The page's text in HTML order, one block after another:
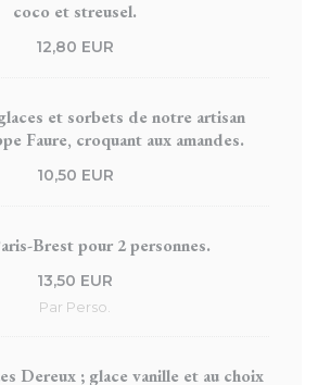
coco et streusel.
12,80 EUR
et sorbets de notre artisan
Faure, croquant aux amandes.
10,50 EUR
Brest pour 2 personnes.
13,50 EUR
Par Perso.
Dereux ; glace vanille et au choix